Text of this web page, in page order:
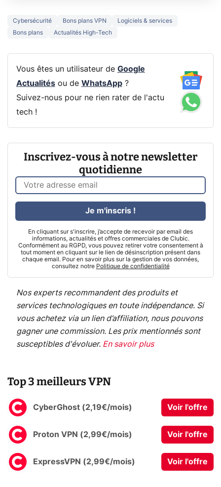
Cybersécurité Bons plans VPN
Logiciels & services
Bons plans
Actualités High-Tech
Vous êtes un utilisateur de Google
Actualitésou de WhatsApp?
Suivez-nous pour ne rien rater de l'actu
tech !
Inscrivez-vous à notre newsletter
quotidienne
En cliquant sur s'inscrire, j’accepte de recevoir par email des
informations, actualités et offres commerciales de Clubic.
Conformément au RGPD, vous pouvez retirer votre consentement à
tout moment en cliquant sur le lien de désinscription présent dans
chaque email. Pour en savoir plus sur la gestion de vos données,
consultez notre Politique de confidentialité
Je m'inscris !
Nos experts recommandent des produits et
services technologiques en toute indépendance. Si
vous achetez via un lien d’affiliation, nous pouvons
gagner une commission. Les prix mentionnés sont
susceptibles d'évoluer. En savoir plus
Top 3 meilleurs VPN
CyberGhost (2,19€/mois) Voir l'offre
Proton VPN (2,99€/mois) Voir l'offre
ExpressVPN (2,99€/mois) Voir l'offre